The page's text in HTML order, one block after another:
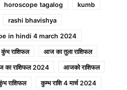
horoscope tagalog
kumb
rashi bhavishya
in hindi 4 march 2024
राशिफल
आज का तुला राशिफल
का राशिफल 2024
आजको राशिफल
राशिफल
कुम्भ राशि 4 मार्च 2024